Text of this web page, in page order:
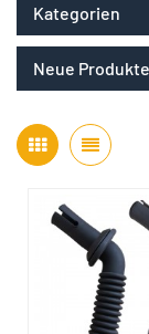
Kategorien
Neue Produkte